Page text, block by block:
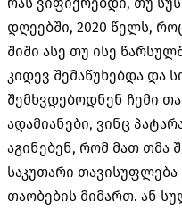
დღეებში, 2020 წელს,
შიში ასე თუ ისე
კიდევ შემაწუხებდა და
შემხვდებოდნენ ჩემი
ადამიანები, ვინც
აგინებენ, რომ მათ თმა
საკუთარი
თაობების მიმართ. ან